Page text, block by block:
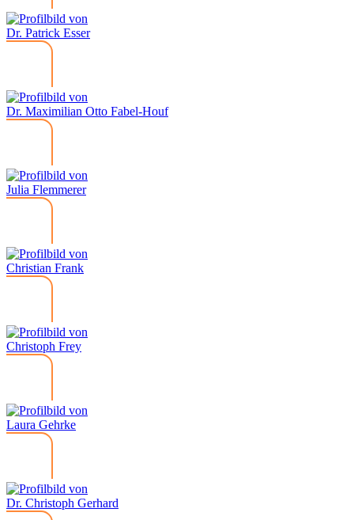
Dr. Patrick Esser
Dr. Maximilian Otto Fabel-Houf
Julia Flemmerer
Christian Frank
Christoph Frey
Laura Gehrke
Dr. Christoph Gerhard